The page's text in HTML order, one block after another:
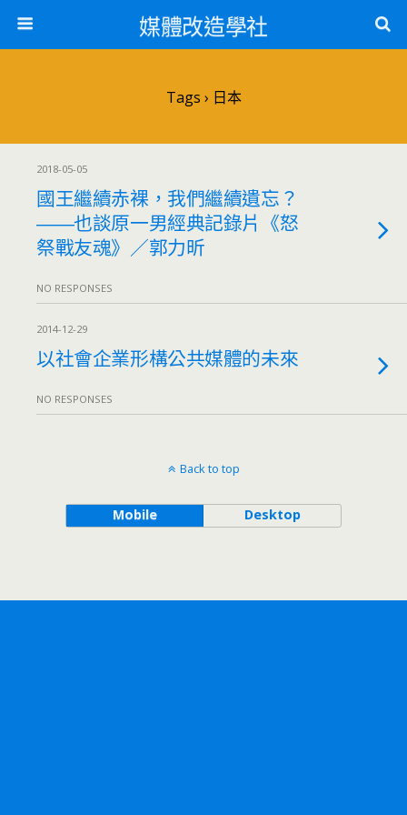
媒體改造學社
Tags › 日本
2018-05-05
國王繼續赤裸，我們繼續遺忘？
――也談原一男經典記錄片《怒
祭戰友魂》／郭力昕
NO RESPONSES
2014-12-29
以社會企業形構公共媒體的未來
NO RESPONSES
Back to top
Mobile Desktop